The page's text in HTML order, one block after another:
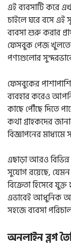
এই ব্যবসাটি করে
চাইলে ঘরে বসে এই
ব্যবসা শুরু করার
ফেসবুক পেজ খুলতে
পণ্যগুলোর
ফেসবুকের
ব্যবহার করেও
কাছে পৌঁছে দিতে
কথা গ্রাহকদের
বিজ্ঞাপনের মাধ্যমে
এছাড়া আরও
সুযোগ রয়েছে,
বিক্রেতা হিসেবে
এভাবেই আধুনিক
সহজে ব্যবসা
অনলাইন ব্লগ